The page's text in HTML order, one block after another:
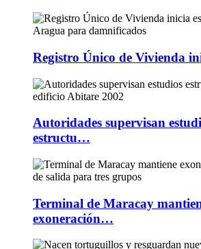
Registro Único de Vivienda
Autoridades supervisan
estructu…
Terminal de Maracay
exoneración…